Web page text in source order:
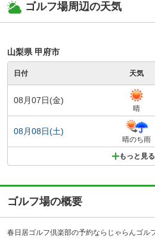
ゴルフ場周辺の天気
山梨県 甲府市
日付 天気
08月07日(金)
晴
08月08日(土)
晴のち雨
もっと見る
ゴルフ場の概要